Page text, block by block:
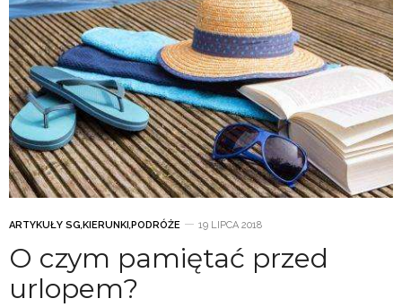
ARTYKUŁY SG,KIERUNKI ,PODRÓŻE 19 LIPCA 2018
O czym pamiętać przed
urlopem?